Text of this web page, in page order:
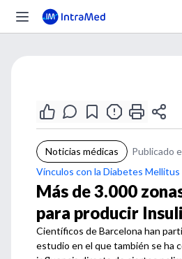
Noticias médicas
Publicado
Vínculos con la Diabetes Mellitus
Más de 3.000
para producir
Científicos de Barcelona han
estudio en el que también se ha